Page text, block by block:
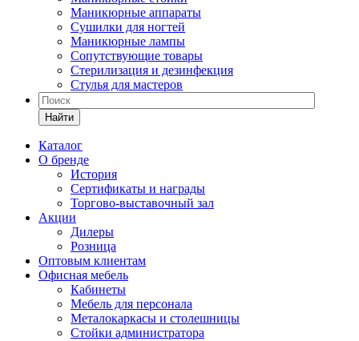
Маникюрные аппараты
Сушилки для ногтей
Маникюрные лампы
Сопутствующие товары
Стерилизация и дезинфекция
Стулья для мастеров
Найти
Каталог
О бренде
История
Сертификаты и награды
Торгово-выставочный зал
Акции
Дилеры
Розница
Оптовым клиентам
Офисная мебель
Кабинеты
Мебель для персонала
Металокаркасы и столешницы
Стойки администратора